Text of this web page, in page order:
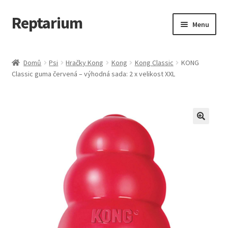
Přeskočit
na
Přejít
k
webu
Reptarium Menu
Košík
Domů Psi Hračky Kong Kong Kong Classic
KONG
Classic guma červená – výhodná sada: 2 x velikost XXL